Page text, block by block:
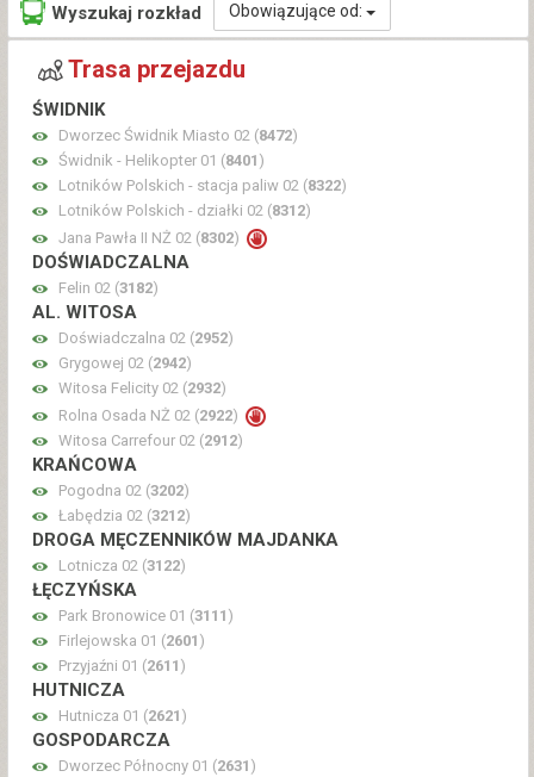
Wyszukaj rozkład Obowiązujące od:
Trasa przejazdu
ŚWIDNIK
Dworzec Świdnik Miasto 02 (8472)
Świdnik - Helikopter 01 (8401 )
Lotników Polskich - stacja paliw 02 (8322)
Lotników Polskich - działki 02 (8312)
Jana Pawła II NŻ 02 (8302)
DOŚWIADCZALNA
Felin 02 (3182)
AL. WITOSA
Doświadczalna 02 (2952)
Grygowej 02 (2942)
Witosa Felicity 02 (2932)
Rolna Osada NŻ 02 (2922)
Witosa Carrefour 02 (2912)
KRAŃCOWA
Pogodna 02 (3202)
Łabędzia 02 (3212)
DROGA MĘCZENNIKÓW MAJDANKA
Lotnicza 02 (3122)
ŁĘCZYŃSKA
Park Bronowice 01 (3111 )
Firlejowska 01 (2601 )
Przyjaźni 01 (2611 )
HUTNICZA
Hutnicza 01 (2621 )
GOSPODARCZA
Dworzec Północny 01 (2631 )